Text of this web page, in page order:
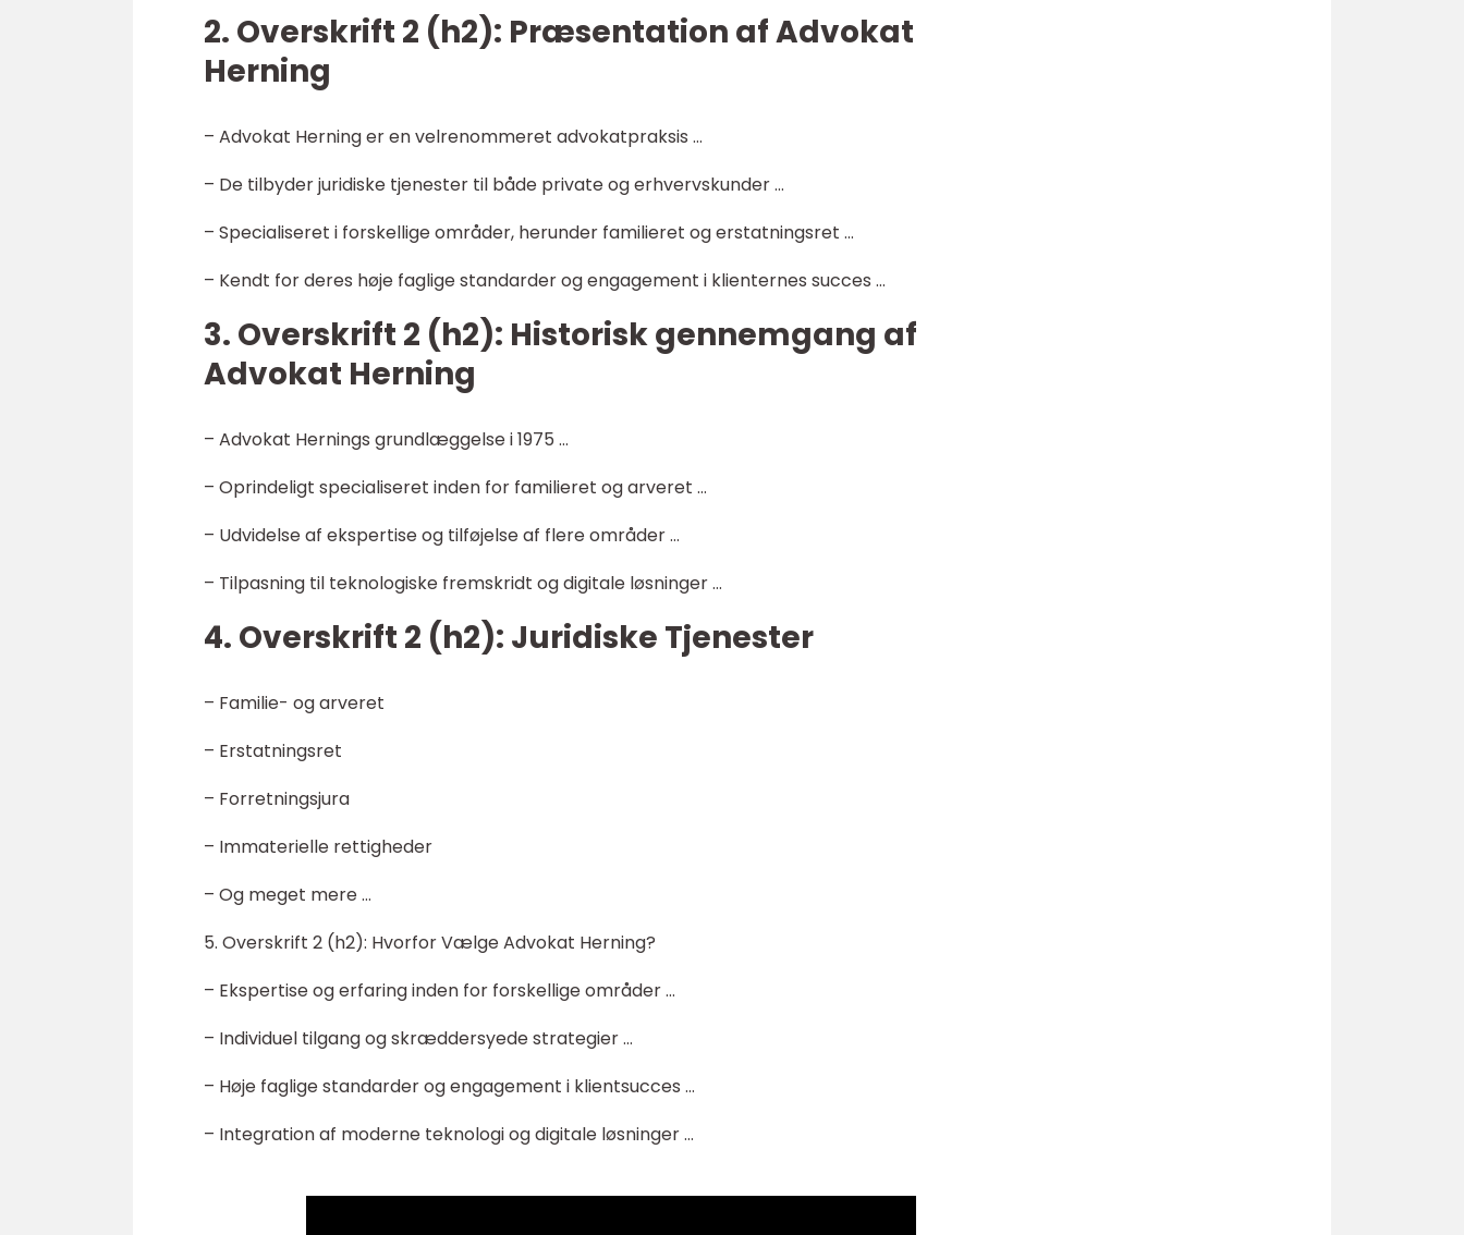
2. Overskrift 2 (h2): Præsentation af Advokat
Herning
– Advokat Herning er en velrenommeret advokatpraksis …
– De tilbyder juridiske tjenester til både private og erhvervskunder …
– Specialiseret i forskellige områder, herunder familieret og erstatningsret …
– Kendt for deres høje faglige standarder og engagement i klienternes succes …
3. Overskrift 2 (h2): Historisk gennemgang af
Advokat Herning
– Advokat Hernings grundlæggelse i 1975 …
– Oprindeligt specialiseret inden for familieret og arveret …
– Udvidelse af ekspertise og tilføjelse af flere områder …
– Tilpasning til teknologiske fremskridt og digitale løsninger …
4. Overskrift 2 (h2): Juridiske Tjenester
– Familie- og arveret
– Erstatningsret
– Forretningsjura
– Immaterielle rettigheder
– Og meget mere …
5. Overskrift 2 (h2): Hvorfor Vælge Advokat Herning?
– Ekspertise og erfaring inden for forskellige områder …
– Individuel tilgang og skræddersyede strategier …
– Høje faglige standarder og engagement i klientsucces …
– Integration af moderne teknologi og digitale løsninger …